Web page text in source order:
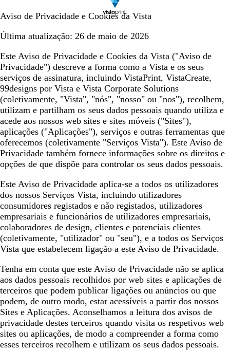
Aviso de Privacidade e Cookies da Vista
Última atualização: 26 de maio de 2026
Este Aviso de Privacidade e Cookies da Vista ("Aviso de
Privacidade") descreve a forma como a Vista e os seus
serviços de assinatura, incluindo VistaPrint, VistaCreate,
99designs por Vista e Vista Corporate Solutions
(coletivamente, "Vista", "nós", "nosso" ou "nos"), recolhem,
utilizam e partilham os seus dados pessoais quando utiliza e
acede aos nossos web sites e sites móveis ("Sites"),
aplicações ("Aplicações"), serviços e outras ferramentas que
oferecemos (coletivamente "Serviços Vista"). Este Aviso de
Privacidade também fornece informações sobre os direitos e
opções de que dispõe para controlar os seus dados pessoais.
Este Aviso de Privacidade aplica-se a todos os utilizadores
dos nossos Serviços Vista, incluindo utilizadores
consumidores registados e não registados, utilizadores
empresariais e funcionários de utilizadores empresariais,
colaboradores de design, clientes e potenciais clientes
(coletivamente, "utilizador" ou "seu"), e a todos os Serviços
Vista que estabelecem ligação a este Aviso de Privacidade.
Tenha em conta que este Aviso de Privacidade não se aplica
aos dados pessoais recolhidos por web sites e aplicações de
terceiros que podem publicar ligações ou anúncios ou que
podem, de outro modo, estar acessíveis a partir dos nossos
Sites e Aplicações. Aconselhamos a leitura dos avisos de
privacidade destes terceiros quando visita os respetivos web
sites ou aplicações, de modo a compreender a forma como
esses terceiros recolhem e utilizam os seus dados pessoais.